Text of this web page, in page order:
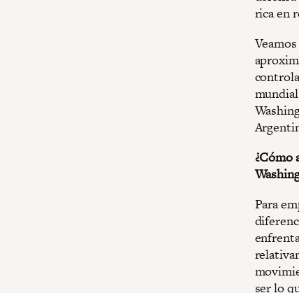
rica en
¿Cómo
Para
ser lo